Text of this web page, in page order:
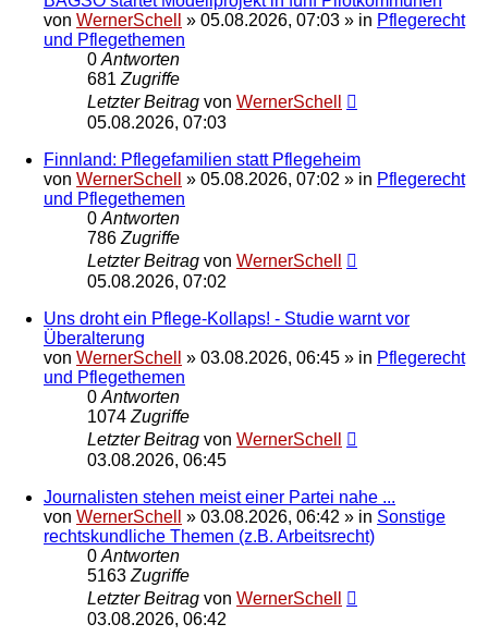
von WernerSchell » 05.08.2026, 07:03 » in Pflegerecht
und Pflegethemen
0 Antworten
681 Zugriffe
Letzter Beitrag von WernerSchell
05.08.2026, 07:03
Finnland: Pflegefamilien statt Pflegeheim
von WernerSchell » 05.08.2026, 07:02 » in Pflegerecht
und Pflegethemen
0 Antworten
786 Zugriffe
Letzter Beitrag von WernerSchell
05.08.2026, 07:02
Uns droht ein Pflege-Kollaps! - Studie warnt vor
Überalterung
von WernerSchell » 03.08.2026, 06:45 » in Pflegerecht
und Pflegethemen
0 Antworten
1074 Zugriffe
Letzter Beitrag von WernerSchell
03.08.2026, 06:45
Journalisten stehen meist einer Partei nahe ...
von WernerSchell » 03.08.2026, 06:42 » in Sonstige
rechtskundliche Themen (z.B. Arbeitsrecht)
0 Antworten
5163 Zugriffe
Letzter Beitrag von WernerSchell
03.08.2026, 06:42